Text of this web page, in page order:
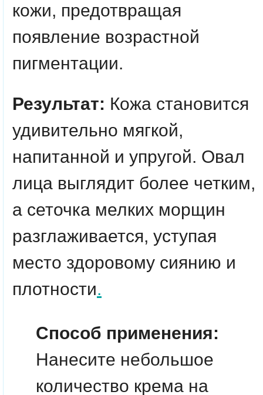
кожи, предотвращая
появление возрастной
пигментации.
Результат: Кожа становится
удивительно мягкой,
напитанной и упругой. Овал
лица выглядит более четким,
а сеточка мелких морщин
разглаживается, уступая
место здоровому сиянию и
плотности.
Способ применения:
Нанесите небольшое
количество крема на